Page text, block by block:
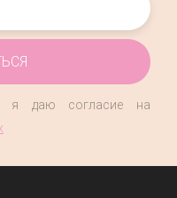
я даю согласие на